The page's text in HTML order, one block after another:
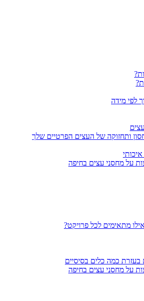
לפי מידה
ותחזוקה של העצים הפרטיים שלך
על מחסני עצים בחיפה
מתאימים לכל פרויקט?
בעזרת כמה כלים בסיסיים
על מחסני עצים בחיפה